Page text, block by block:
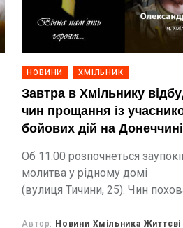
НОВИНИ ХМІЛЬНИК
Завтра в Хмільнику
чин прощання із
бойових дій на Донеччині
Об 11:00 розпочнеться
молитва у рідному домі
(вулиця Тичини, 25). Чин
Вугринівському кладовищі.
Автор: Новини Хмільника Життєві